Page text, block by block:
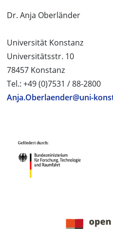
Dr. Anja Oberländer
Universität Konstanz
Universitätsstr. 10
78457 Konstanz
Tel.: +49 (0)7531 / 88-2800
Anja.Oberlaender@uni-